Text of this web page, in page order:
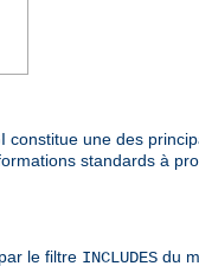
une des
standards à
le filtre INCLUDES du